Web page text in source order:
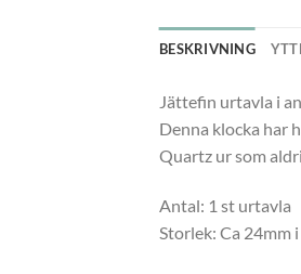
BESKRIVNING
Jättefin urtavla i
Denna klocka har
Quartz ur som
Antal: 1 st urtavla
Storlek: Ca 24mm